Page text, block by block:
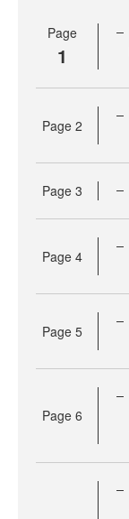
Page
1
Page 2
Page 3
Page 4
Page 5
Page 6